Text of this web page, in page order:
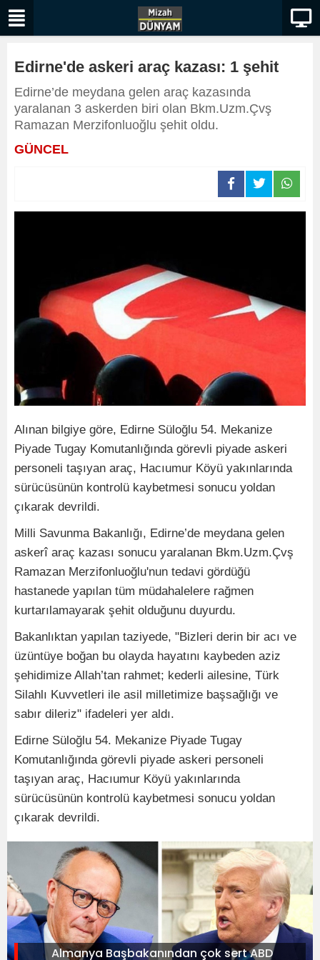
Edirne'de askeri araç kazası: 1 şehit
Edirne’de meydana gelen araç kazasında
yaralanan 3 askerden biri olan Bkm.Uzm.Çvş
Ramazan Merzifonluoğlu şehit oldu.
GÜNCEL
Alınan bilgiye göre, Edirne Süloğlu 54. Mekanize
Piyade Tugay Komutanlığında görevli piyade askeri
personeli taşıyan araç, Hacıumur Köyü yakınlarında
sürücüsünün kontrolü kaybetmesi sonucu yoldan
çıkarak devrildi.
Milli Savunma Bakanlığı, Edirne’de meydana gelen
askerî araç kazası sonucu yaralanan Bkm.Uzm.Çvş
Ramazan Merzifonluoğlu'nun tedavi gördüğü
hastanede yapılan tüm müdahalelere rağmen
kurtarılamayarak şehit olduğunu duyurdu.
Bakanlıktan yapılan taziyede, "Bizleri derin bir acı ve
üzüntüye boğan bu olayda hayatını kaybeden aziz
şehidimize Allah’tan rahmet; kederli ailesine, Türk
Silahlı Kuvvetleri ile asil milletimize başsağlığı ve
sabır dileriz" ifadeleri yer aldı.
Edirne Süloğlu 54. Mekanize Piyade Tugay
Komutanlığında görevli piyade askeri personeli
taşıyan araç, Hacıumur Köyü yakınlarında
sürücüsünün kontrolü kaybetmesi sonucu yoldan
çıkarak devrildi.
Almanya Başbakanından çok sert ABD